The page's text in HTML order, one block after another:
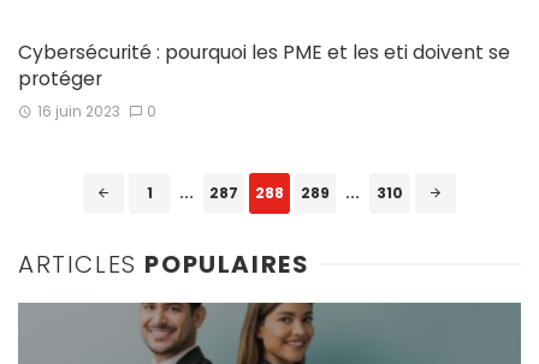
Cybersécurité : pourquoi les PME et les eti doivent se
protéger
16 juin 2023 0
1 ... 287 288 289 ... 310
ARTICLES POPULAIRES